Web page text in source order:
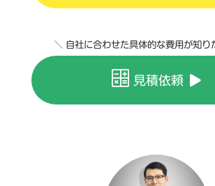
＼ 自社に合わせた具体的な費用が知り
見積依頼